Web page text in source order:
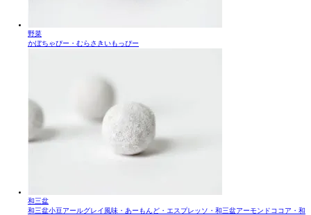
野菜
かぼちゃぴー・むらさきいもっぴー
和三盆
和三盆小豆アールグレイ風味・あーもんど・エスプレッソ・和三盆アーモンドココア・和